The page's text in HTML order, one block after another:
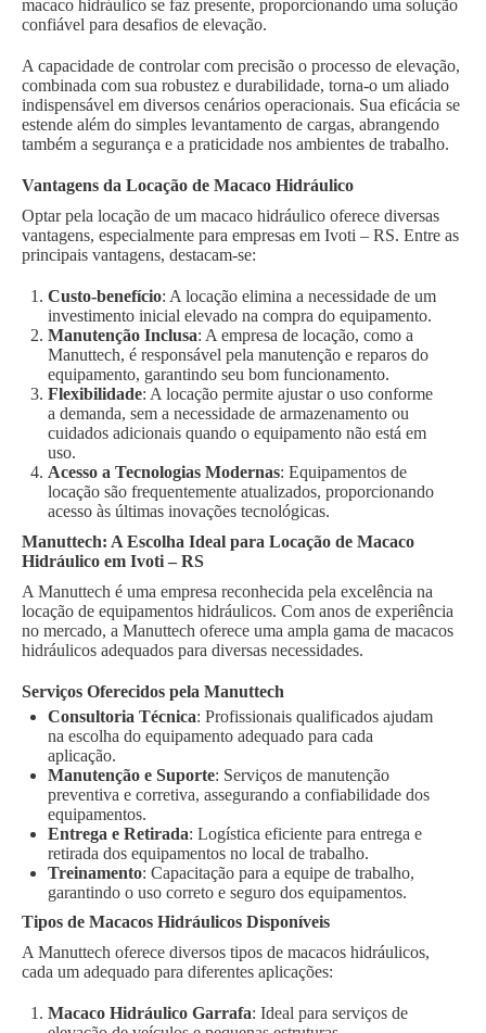
macaco hidráulico se faz presente, proporcionando uma solução
confiável para desafios de elevação.
A capacidade de controlar com precisão o processo de elevação,
combinada com sua robustez e durabilidade, torna-o um aliado
indispensável em diversos cenários operacionais. Sua eficácia se
estende além do simples levantamento de cargas, abrangendo
também a segurança e a praticidade nos ambientes de trabalho.
Vantagens da Locação de Macaco Hidráulico
Optar pela locação de um macaco hidráulico oferece diversas
vantagens, especialmente para empresas em Ivoti – RS. Entre as
principais vantagens, destacam-se:
Custo-benefício: A locação elimina a necessidade de um
investimento inicial elevado na compra do equipamento.
Manutenção Inclusa: A empresa de locação, como a
Manuttech, é responsável pela manutenção e reparos do
equipamento, garantindo seu bom funcionamento.
Flexibilidade: A locação permite ajustar o uso conforme
a demanda, sem a necessidade de armazenamento ou
cuidados adicionais quando o equipamento não está em
uso.
Acesso a Tecnologias Modernas: Equipamentos de
locação são frequentemente atualizados, proporcionando
acesso às últimas inovações tecnológicas.
Manuttech: A Escolha Ideal para Locação de Macaco
Hidráulico em Ivoti – RS
A Manuttech é uma empresa reconhecida pela excelência na
locação de equipamentos hidráulicos. Com anos de experiência
no mercado, a Manuttech oferece uma ampla gama de macacos
hidráulicos adequados para diversas necessidades.
Serviços Oferecidos pela Manuttech
Consultoria Técnica: Profissionais qualificados ajudam
na escolha do equipamento adequado para cada
aplicação.
Manutenção e Suporte: Serviços de manutenção
preventiva e corretiva, assegurando a confiabilidade dos
equipamentos.
Entrega e Retirada: Logística eficiente para entrega e
retirada dos equipamentos no local de trabalho.
Treinamento: Capacitação para a equipe de trabalho,
garantindo o uso correto e seguro dos equipamentos.
Tipos de Macacos Hidráulicos Disponíveis
A Manuttech oferece diversos tipos de macacos hidráulicos,
cada um adequado para diferentes aplicações:
Macaco Hidráulico Garrafa: Ideal para serviços de